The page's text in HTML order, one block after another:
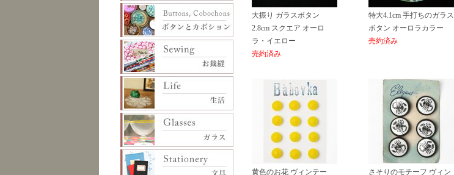
大振り ガラスボタン
2.8cm スクエア オーロ
ラ・イエロー
売約済み
特大4.1cm 手打ちのガラス
ボタン オーロラカラー
売約済み
黄色のお花 ヴィンテー
さそりのモチーフ ヴィン